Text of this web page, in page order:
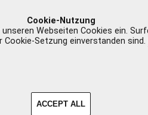
Cookie-Nutzung
Webseiten Cookies ein.
Cookie-Setzung einverstanden sind.
ACCEPT ALL